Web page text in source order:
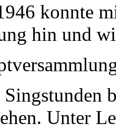
konnte
hin und
Unter